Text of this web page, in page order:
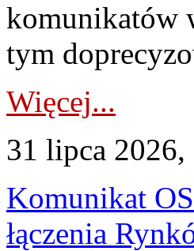
komunikatów
tym
Więcej...
31 lipca 2026,
Komunikat
łączenia